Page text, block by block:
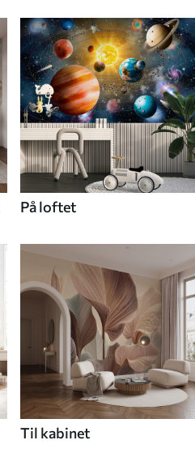
På loftet
Til kabinet